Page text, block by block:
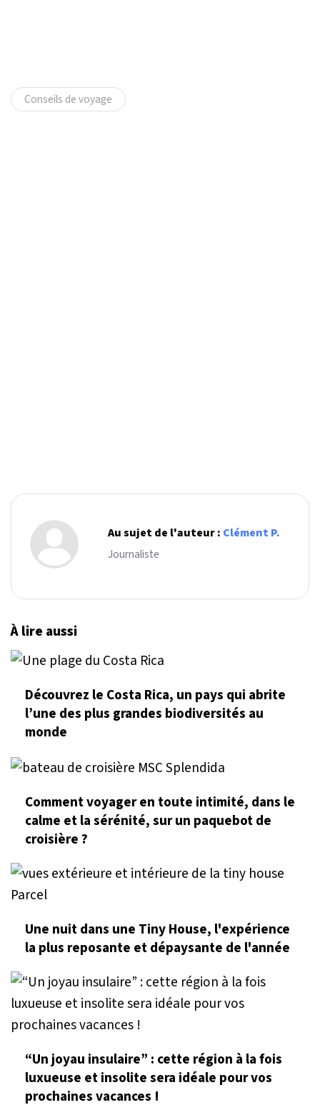
Conseils de voyage
Au sujet de l'auteur : Clément P.
Journaliste
À lire aussi
Découvrez le Costa Rica, un pays qui abrite
l’une des plus grandes biodiversités au
monde
Comment voyager en toute intimité, dans le
calme et la sérénité, sur un paquebot de
croisière ?
Une nuit dans une Tiny House, l'expérience
la plus reposante et dépaysante de l'année
“Un joyau insulaire” : cette région à la fois
luxueuse et insolite sera idéale pour vos
prochaines vacances !